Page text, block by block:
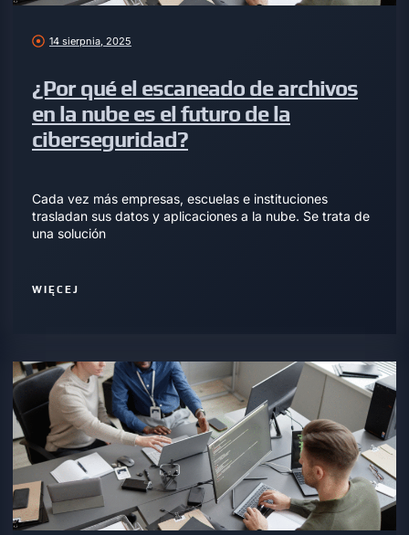
14 sierpnia, 2025
¿Por qué el escaneado de archivos
en la nube es el futuro de la
ciberseguridad?
Cada vez más empresas, escuelas e instituciones
trasladan sus datos y aplicaciones a la nube. Se trata de
una solución
WIĘCEJ